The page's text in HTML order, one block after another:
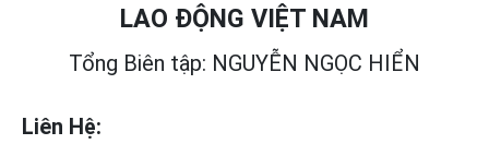
LAO ĐỘNG VIỆT NAM
Tổng Biên tập: NGUYỄN NGỌC HIỂN
Liên Hệ: